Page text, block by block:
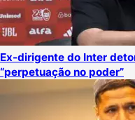
Ex-dirigente do Inter
“perpetuação no poder”